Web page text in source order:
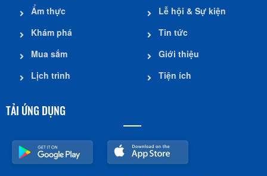
Ẩm thực
Khám phá
Mua sắm
Lịch trình
Lễ hội & Sự kiện
Tin tức
Giới thiệu
Tiện ích
TẢI ỨNG DỤNG